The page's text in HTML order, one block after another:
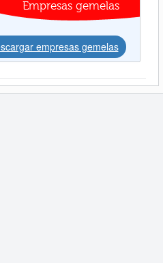
Empresas gemelas
empresas gemelas